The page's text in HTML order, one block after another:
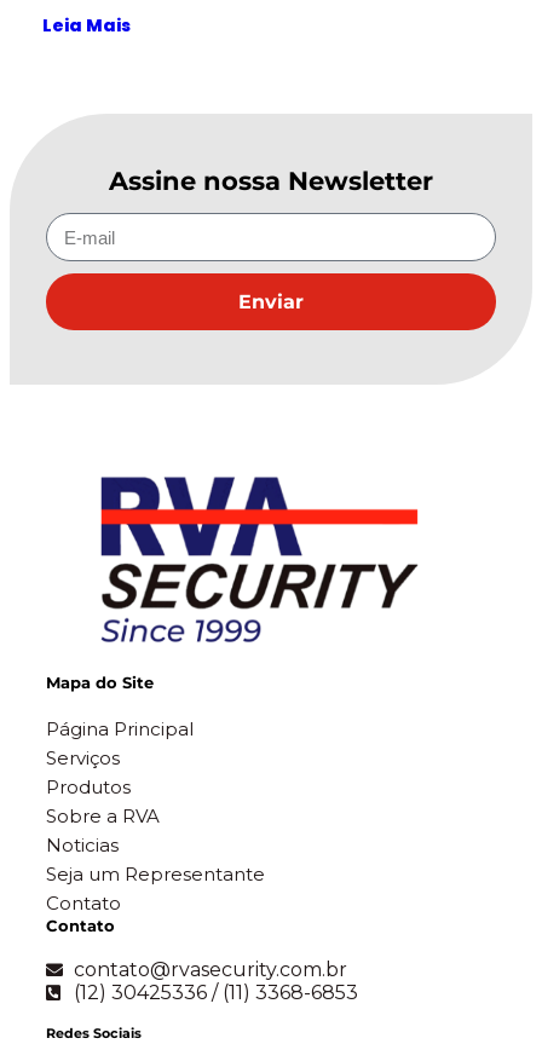
Leia Mais
Assine nossa Newsletter
Enviar
Mapa do Site
Página Principal
Serviços
Produtos
Sobre a RVA
Noticias
Seja um Representante
Contato
Contato
contato@rvasecurity.com.br
(12) 30425336 / (11) 3368-6853
Redes Sociais